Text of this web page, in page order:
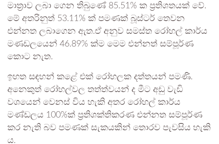
මාත්‍රාව ලබා ගෙන තිබුණේ 85.51% ක ප්‍රතිශතයක් වේ.
මේ අතරිනුත් 53.11% ක් පමණක් බූස්ටර් තෙවන
එන්නත ලබාගෙන ඇත.ඒ අනුව සමස්ත රෝහල් කාර්ය
මණඩලයෙන් 46.89% ක්ම මෙම එන්නත් සම්පූර්ණ
කොට නැත.
ඉහත සඳහන් කළේ එක් රෝහලක දත්තයන් පමණි.
අනෙකුත් රෝහල්වල තත්ත්වයන් ද මීට අඩු වැඩි
වශයෙන් වෙනස් විය හැකි අතර රෝහල් කාර්ය
මණ්ඩලය 100%ක් ප්‍රතිශක්තිකරණ එන්නත සම්පූර්ණ
කර නැති බව පමණක් සැකයකින් තොරව පැවසිය හැකි
ය.